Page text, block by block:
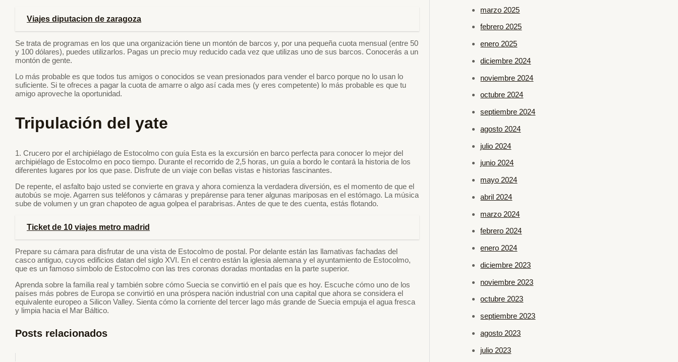
Viajes diputacion de zaragoza
Se trata de programas en los que una organización tiene un montón de barcos y, por una pequeña cuota mensual (entre 50
y 100 dólares), puedes utilizarlos. Pagas un precio muy reducido cada vez que utilizas uno de sus barcos. Conocerás a un
montón de gente.
Lo más probable es que todos tus amigos o conocidos se vean presionados para vender el barco porque no lo usan lo
suficiente. Si te ofreces a pagar la cuota de amarre o algo así cada mes (y eres competente) lo más probable es que tu
amigo aproveche la oportunidad.
Tripulación del yate
1. Crucero por el archipiélago de Estocolmo con guía Esta es la excursión en barco perfecta para conocer lo mejor del
archipiélago de Estocolmo en poco tiempo. Durante el recorrido de 2,5 horas, un guía a bordo le contará la historia de los
diferentes lugares por los que pase. Disfrute de un viaje con bellas vistas e historias fascinantes.
De repente, el asfalto bajo usted se convierte en grava y ahora comienza la verdadera diversión, es el momento de que el
autobús se moje. Agarren sus teléfonos y cámaras y prepárense para tener algunas mariposas en el estómago. La música
sube de volumen y un gran chapoteo de agua golpea el parabrisas. Antes de que te des cuenta, estás flotando.
Ticket de 10 viajes metro madrid
Prepare su cámara para disfrutar de una vista de Estocolmo de postal. Por delante están las llamativas fachadas del
casco antiguo, cuyos edificios datan del siglo XVI. En el centro están la iglesia alemana y el ayuntamiento de Estocolmo,
que es un famoso símbolo de Estocolmo con las tres coronas doradas montadas en la parte superior.
Aprenda sobre la familia real y también sobre cómo Suecia se convirtió en el país que es hoy. Escuche cómo uno de los
países más pobres de Europa se convirtió en una próspera nación industrial con una capital que ahora se considera el
equivalente europeo a Silicon Valley. Sienta cómo la corriente del tercer lago más grande de Suecia empuja el agua fresca
y limpia hacia el Mar Báltico.
Posts relacionados
marzo 2025
febrero 2025
enero 2025
diciembre 2024
noviembre 2024
octubre 2024
septiembre 2024
agosto 2024
julio 2024
junio 2024
mayo 2024
abril 2024
marzo 2024
febrero 2024
enero 2024
diciembre 2023
noviembre 2023
octubre 2023
septiembre 2023
agosto 2023
julio 2023